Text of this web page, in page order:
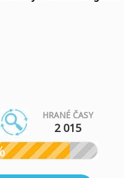
HRANÉ ČASY
2 015